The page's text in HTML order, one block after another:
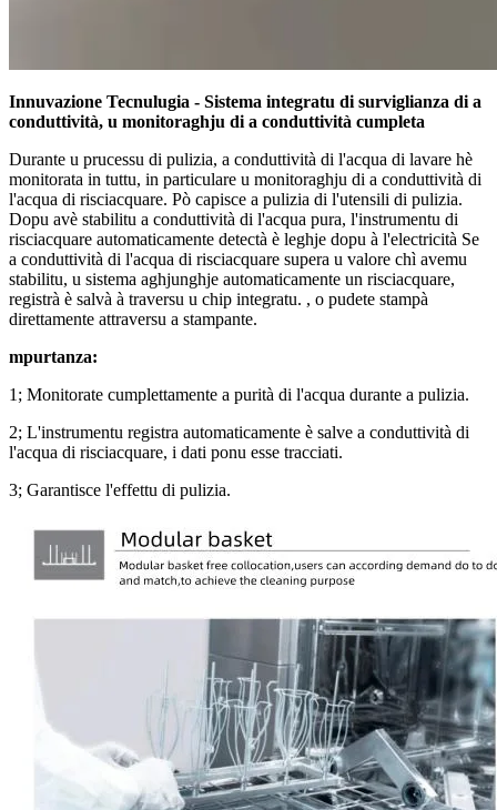
Innuvazione Tecnulugia - Sistema integratu di surviglianza di a
conduttività, u monitoraghju di a conduttività cumpleta
Durante u prucessu di pulizia, a conduttività di l'acqua di lavare hè
monitorata in tuttu, in particulare u monitoraghju di a conduttività di
l'acqua di risciacquare. Pò capisce a pulizia di l'utensili di pulizia.
Dopu avè stabilitu a conduttività di l'acqua pura, l'instrumentu di
risciacquare automaticamente detectà è leghje dopu à l'electricità Se
a conduttività di l'acqua di risciacquare supera u valore chì avemu
stabilitu, u sistema aghjunghje automaticamente un risciacquare,
registrà è salvà à traversu u chip integratu. , o pudete stampà
direttamente attraversu a stampante.
mpurtanza:
1; Monitorate cumplettamente a purità di l'acqua durante a pulizia.
2; L'instrumentu registra automaticamente è salve a conduttività di
l'acqua di risciacquare, i dati ponu esse tracciati.
3; Garantisce l'effettu di pulizia.